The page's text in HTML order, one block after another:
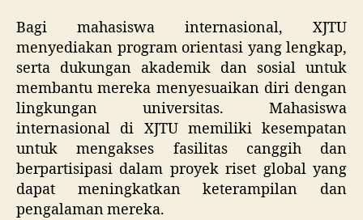
Bagi mahasiswa internasional, XJTU
menyediakan program orientasi yang lengkap,
serta dukungan akademik dan sosial untuk
membantu mereka menyesuaikan diri dengan
lingkungan universitas. Mahasiswa
internasional di XJTU memiliki kesempatan
untuk mengakses fasilitas canggih dan
berpartisipasi dalam proyek riset global yang
dapat meningkatkan keterampilan dan
pengalaman mereka.